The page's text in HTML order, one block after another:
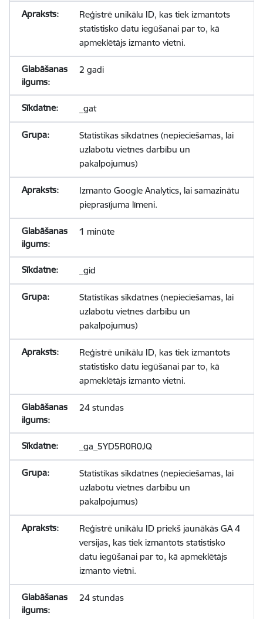
Reģistrē unikālu ID, kas tiek izmantots
statistisko datu iegūšanai par to, kā
apmeklētājs izmanto vietni.
2 gadi
_gat
Statistikas sīkdatnes (nepieciešamas, lai
uzlabotu vietnes darbību un
pakalpojumus)
Izmanto Google Analytics, lai samazinātu
pieprasījuma līmeni.
1 minūte
_gid
Statistikas sīkdatnes (nepieciešamas, lai
uzlabotu vietnes darbību un
pakalpojumus)
Reģistrē unikālu ID, kas tiek izmantots
statistisko datu iegūšanai par to, kā
apmeklētājs izmanto vietni.
24 stundas
_ga_5YD5R0R0JQ
Statistikas sīkdatnes (nepieciešamas, lai
uzlabotu vietnes darbību un
pakalpojumus)
Reģistrē unikālu ID priekš jaunākās GA 4
versijas, kas tiek izmantots statistisko
datu iegūšanai par to, kā apmeklētājs
izmanto vietni.
24 stundas